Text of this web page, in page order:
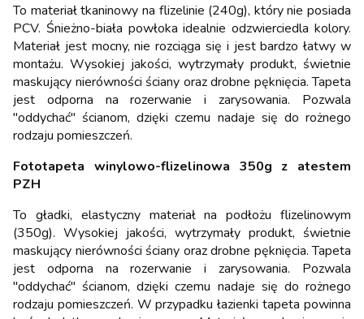
To materiał tkaninowy na flizelinie (240g), który nie posiada
PCV. Śnieżno-biała powłoka idealnie odzwierciedla kolory.
Materiał jest mocny, nie rozciąga się i jest bardzo łatwy w
montażu. Wysokiej jakości, wytrzymały produkt, świetnie
maskujący nierówności ściany oraz drobne pęknięcia. Tapeta
jest odporna na rozerwanie i zarysowania. Pozwala
"oddychać" ścianom, dzięki czemu nadaje się do rożnego
rodzaju pomieszczeń.
Fototapeta winylowo-flizelinowa 350g z atestem
PZH
To gładki, elastyczny materiał na podłożu flizelinowym
(350g). Wysokiej jakości, wytrzymały produkt, świetnie
maskujący nierówności ściany oraz drobne pęknięcia. Tapeta
jest odporna na rozerwanie i zarysowania. Pozwala
"oddychać" ścianom, dzięki czemu nadaje się do rożnego
rodzaju pomieszczeń. W przypadku łazienki tapeta powinna